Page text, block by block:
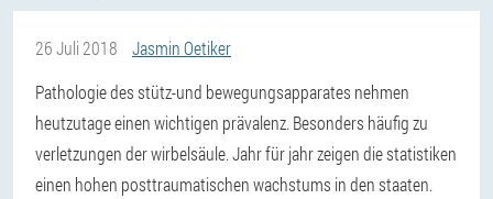
26 Juli 2018
Jasmin Oetiker
Pathologie des stütz-und bewegungsapparates nehmen
heutzutage einen wichtigen prävalenz. Besonders häufig zu
verletzungen der wirbelsäule. Jahr für jahr zeigen die statistiken
einen hohen posttraumatischen wachstums in den staaten.